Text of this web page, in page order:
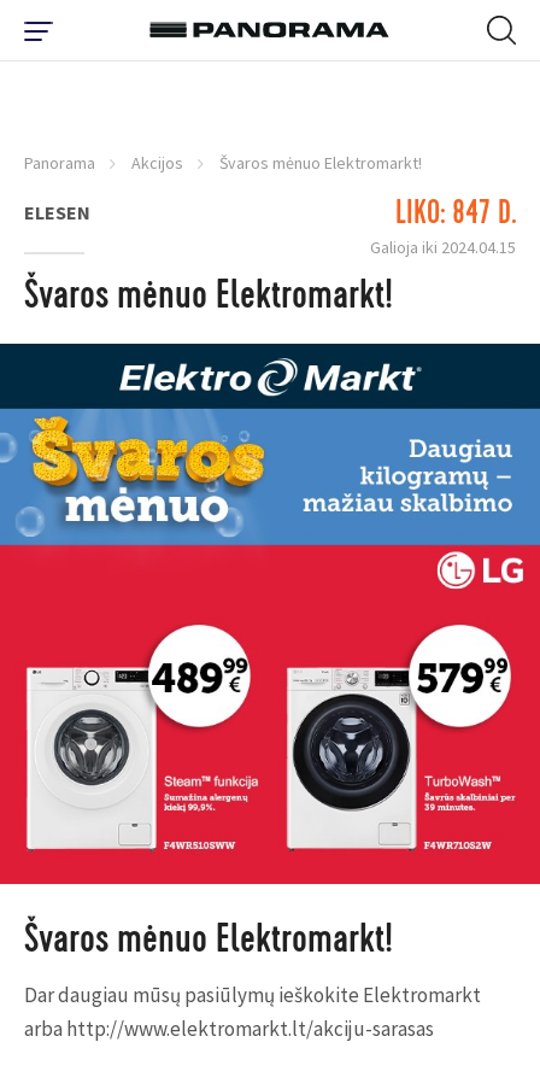
Panorama Akcijos Švaros mėnuo Elektromarkt!
ELESEN LIKO: 847 D.
Galioja iki 2024.04.15
Švaros mėnuo Elektromarkt!
Švaros mėnuo Elektromarkt!
Dar daugiau mūsų pasiūlymų ieškokite Elektromarkt
arba http://www.elektromarkt.lt/akciju-sarasas